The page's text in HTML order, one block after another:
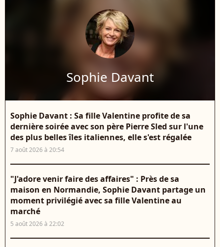
Sophie Davant
Sophie Davant : Sa fille Valentine profite de sa
dernière soirée avec son père Pierre Sled sur l'une
des plus belles îles italiennes, elle s'est régalée
7 août 2026 à 20:54
"J'adore venir faire des affaires" : Près de sa
maison en Normandie, Sophie Davant partage un
moment privilégié avec sa fille Valentine au
marché
5 août 2026 à 22:02